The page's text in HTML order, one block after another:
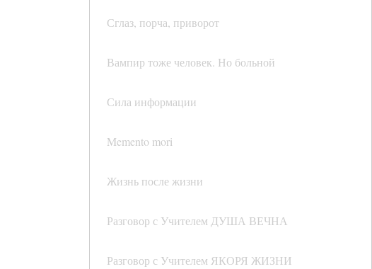
Сглаз, порча, приворот
Вампир тоже человек. Но больной
Сила информации
Memento mori
Жизнь после жизни
Разговор с Учителем ДУША ВЕЧНА
Разговор с Учителем ЯКОРЯ ЖИЗНИ